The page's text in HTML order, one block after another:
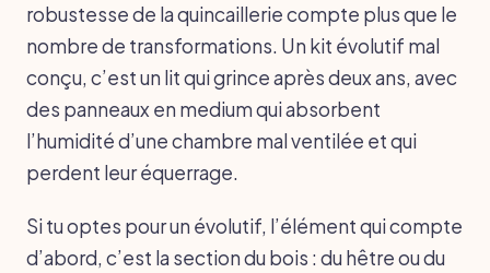
robustesse de la quincaillerie compte plus que le
nombre de transformations. Un kit évolutif mal
conçu, c’est un lit qui grince après deux ans, avec
des panneaux en medium qui absorbent
l’humidité d’une chambre mal ventilée et qui
perdent leur équerrage.
Si tu optes pour un évolutif, l’élément qui compte
d’abord, c’est la section du bois : du hêtre ou du